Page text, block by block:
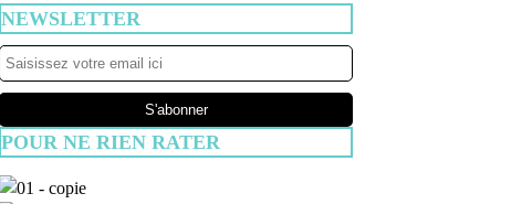
NEWSLETTER
POUR NE RIEN RATER